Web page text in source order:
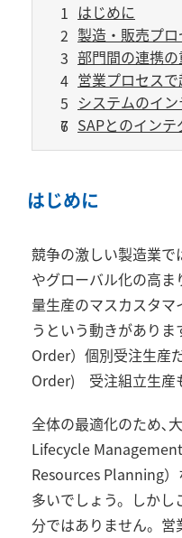
はじめに
製造・販売プ
部門間の連携
営業プロセス
システムのイ
SAPとのイン
はじめに
競争の激しい製造業で
やグローバル化の高
量生産のマスカスタ
うという動きがありま
Order）個別受注生産
Order) 受注組立生産
全体の最適化のため､
Lifecycle Management
Resources Planning
多いでしょう。しか
分ではありません。営